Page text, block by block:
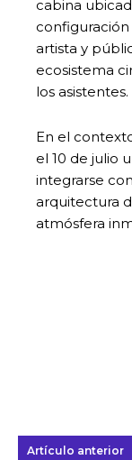
cabina
artista y
ecosistema
los asistentes.
En el
el 10 de julio
integrarse
arquitectura
atmósfera
Artículo anterior